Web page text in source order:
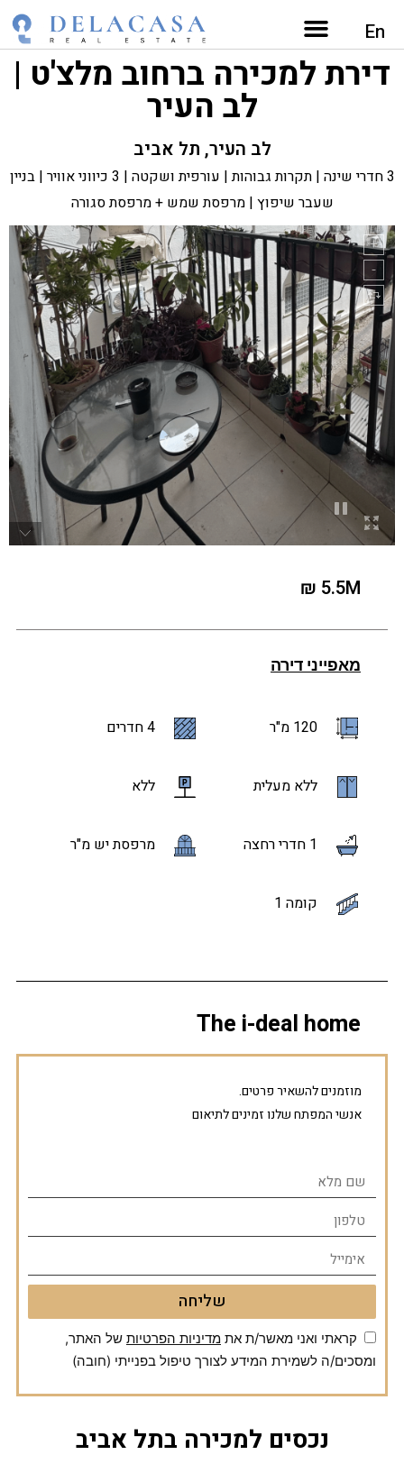
En
5.5M ₪
מאפייני דירה
120 מ"ר 4 חדרים
ללא מעלית ללא
1 חדרי רחצה מרפסת יש מ"ר
קומה 1
The i-deal home
מוזמנים להשאיר פרטים.
אנשי המפתח שלנו זמינים לתיאום
שליחה
קראתי ואני מאשר/ת את מדיניות הפרטיות של האתר,
ומסכים/ה לשמירת המידע לצורך טיפול בפנייתי (חובה)
דירת למכירה ברחוב מלצ'ט |
לב העיר
לב העיר, תל אביב
3 חדרי שינה | תקרות גבוהות | עורפית ושקטה | 3 כיווני אוויר | בניין
שעבר שיפוץ | מרפסת שמש + מרפסת סגורה
נכסים למכירה בתל אביב